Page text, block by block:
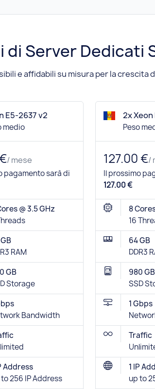
di Server Dedicati
e affidabili su misura per la crescita
E5-2637 v2
medio
/ mese
pagamento sarà di
@ 3.5 GHz
RAM
GB
Storage
Bandwidth
Address
256 IP Address
2x
Peso
127.00 €/
Il prossimo
127.00 €
8
16
64 GB
DDR3
980 GB
SSD
1 Gbps
Traffic
1 IP
up to